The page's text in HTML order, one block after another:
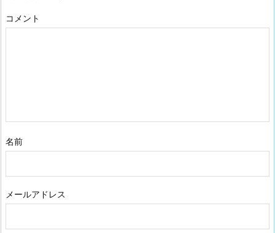
コメント
名前
メールアドレス